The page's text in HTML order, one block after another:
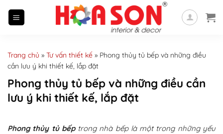
Trang chủ » Tư vấn thiết kế » Phong thủy tủ bếp và những điều
cần lưu ý khi thiết kế, lắp đặt
Phong thủy tủ bếp và những điều cần
lưu ý khi thiết kế, lắp đặt
Phong thủy tủ bếptrong nhà bếp là một trong những yếu